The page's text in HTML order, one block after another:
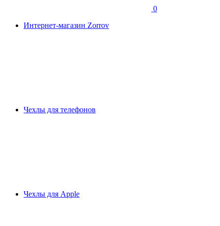
0
Интернет-магазин Zorrov
Чехлы для телефонов
Чехлы для Apple